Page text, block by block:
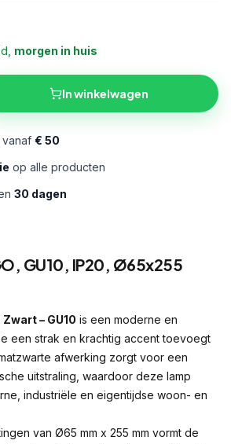
morgen in huis
In winkelwagen
vanaf € 50
op alle producten
30 dagen
GU10, IP20, Ø65x255
– GU10 is een moderne en
een strak en krachtig accent toevoegt
afwerking zorgt voor een
uitstraling, waardoor deze lamp
industriële en eigentijdse woon- en
van Ø65 mm x 255 mm vormt de